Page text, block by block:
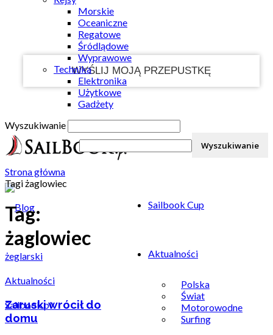
Morskie
Oceaniczne
Regatowe
Śródlądowe
Wyprawowe
Technika
Elektronika
Użytkowe
Gadżety
Wyszukiwanie
Sailbook Cup
Aktualności
Polska
Świat
Motorowodne
Surfing
Strona główna
Tagiżaglowiec
Tag:
żaglowiec
Aktualności
Zaruski wrócił do
domu